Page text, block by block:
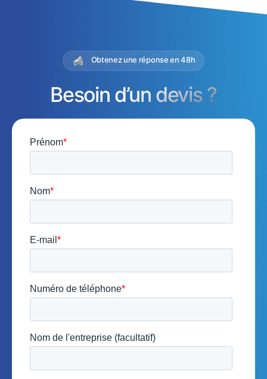
Obtenez une réponse en 48h
Besoin d’un devis ?